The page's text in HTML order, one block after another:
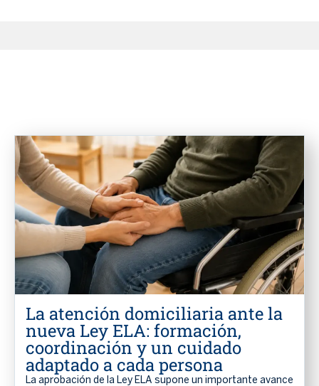
La atención domiciliaria ante la
nueva Ley ELA: formación,
coordinación y un cuidado
adaptado a cada persona
La aprobación de la Ley ELA supone un importante avance